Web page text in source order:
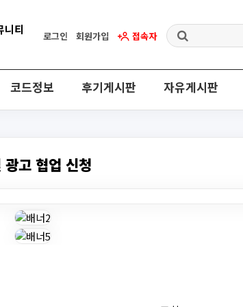
로그인 회원가입 접속자
코드정보 후기게시판 자유게시판
고 협업 신청